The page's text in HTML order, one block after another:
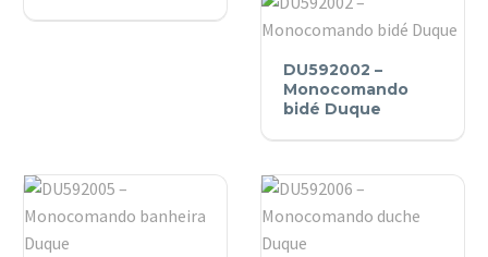
Monocomando
bidé
DU592002 –
Monocomando
bidé Duque